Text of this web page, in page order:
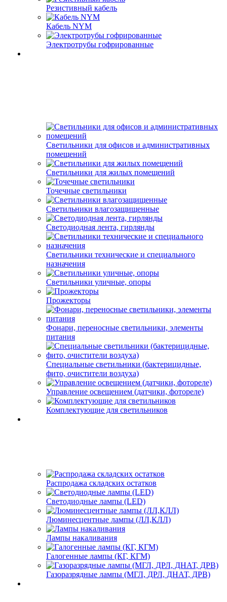
Резистивный кабель
Кабель NYM
Электротрубы гофрированные
Светильники для офисов и административных
помещений
Светильники для жилых помещений
Точечные светильники
Светильники влагозащищенные
Светодиодная лента, гирлянды
Светильники технические и специального
назначения
Светильники уличные, опоры
Прожекторы
Фонари, переносные светильники, элементы
питания
Специальные светильники (бактерицидные,
фито, очистители воздуха)
Управление освещением (датчики, фотореле)
Комплектующие для светильников
Распродажа складских остатков
Светодиодные лампы (LED)
Люминесцентные лампы (ЛЛ,КЛЛ)
Лампы накаливания
Галогенные лампы (КГ, КГМ)
Газоразрядные лампы (МГЛ, ДРЛ, ДНАТ, ДРВ)